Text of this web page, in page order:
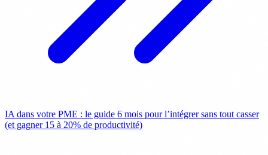
IA dans votre PME : le guide 6 mois pour l’intégrer sans tout casser
(et gagner 15 à 20% de productivité)